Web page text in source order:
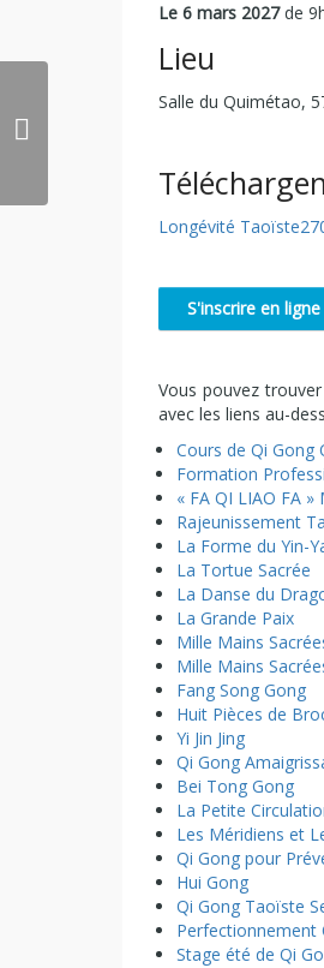
Le 6 mars 2027de
Lieu
Salle du Quimétao,
Longévité
Vous pouvez
avec les liens au-
Cours de Qi Gong
Formation
« FA QI LIAO FA
Rajeunissement
La Forme du Yin-
La Tortue Sacrée
La Danse du
La Grande Paix
Mille Mains
Mille Mains
Fang Song Gong
Huit Pièces de
Yi Jin Jing
Qi Gong
Bei Tong Gong
La Petite
Les Méridiens et
Qi Gong pour
Hui Gong
Qi Gong Taoïste
Perfectionnement
Stage été de Qi